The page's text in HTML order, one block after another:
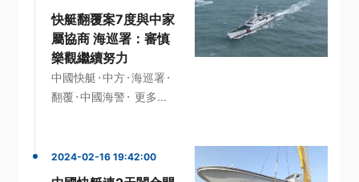
快艇翻覆案7度與中家
屬協商 海巡署：審慎
樂觀繼續努力
中國快艇 ·中方·海巡署 ·
翻覆·中國海警· 更多...
2024-02-16 19:42:00